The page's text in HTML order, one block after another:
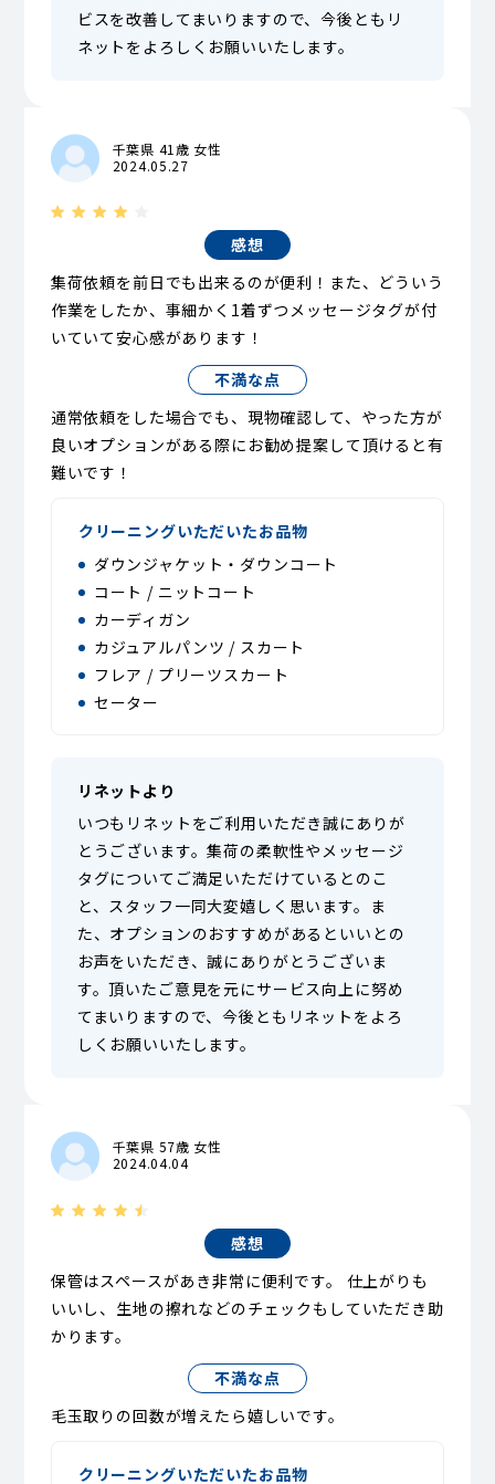
ビスを改善してまいりますので、今後ともリ
ネットをよろしくお願いいたします。
千葉県 41歳 女性
2024.05.27
感想
集荷依頼を前日でも出来るのが便利！また、どういう
作業をしたか、事細かく1着ずつメッセージタグが付
いていて安心感があります！
不満な点
通常依頼をした場合でも、現物確認して、やった方が
良いオプションがある際にお勧め提案して頂けると有
難いです！
クリーニングいただいたお品物
ダウンジャケット・ダウンコート
コート / ニットコート
カーディガン
カジュアルパンツ / スカート
フレア / プリーツスカート
セーター
リネットより
いつもリネットをご利用いただき誠にありが
とうございます。集荷の柔軟性やメッセージ
タグについてご満足いただけているとのこ
と、スタッフ一同大変嬉しく思います。ま
た、オプションのおすすめがあるといいとの
お声をいただき、誠にありがとうございま
す。頂いたご意見を元にサービス向上に努め
てまいりますので、今後ともリネットをよろ
しくお願いいたします。
千葉県 57歳 女性
2024.04.04
感想
保管はスペースがあき非常に便利です。 仕上がりも
いいし、生地の擦れなどのチェックもしていただき助
かります。
不満な点
毛玉取りの回数が増えたら嬉しいです。
クリーニングいただいたお品物